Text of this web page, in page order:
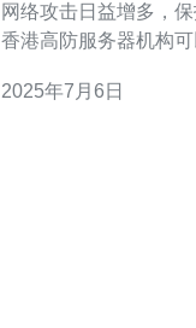
网络攻击日益增多，
香港高防服务器机构
务器是一种具有强大
2025年7月6日